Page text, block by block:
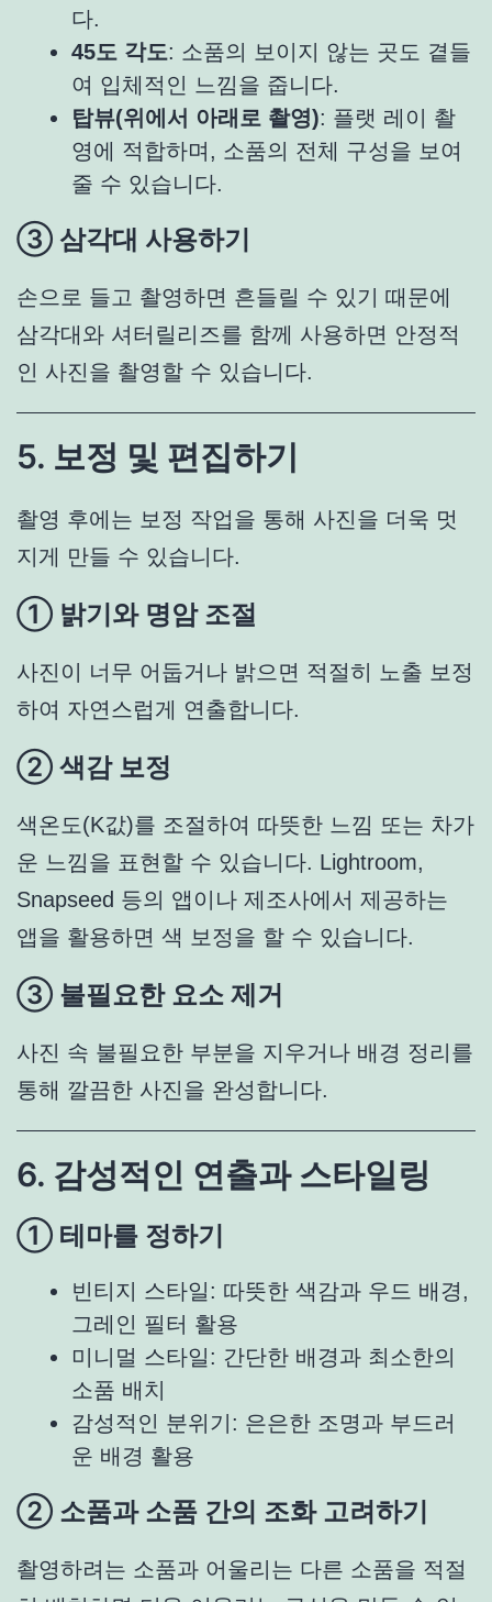
다.
45도 각도: 소품의 보이지 않는 곳도 곁들
여 입체적인 느낌을 줍니다.
탑뷰(위에서 아래로 촬영): 플랫 레이 촬
영에 적합하며, 소품의 전체 구성을 보여
줄 수 있습니다.
③ 삼각대 사용하기
손으로 들고 촬영하면 흔들릴 수 있기 때문에
삼각대와 셔터릴리즈를 함께 사용하면 안정적
인 사진을 촬영할 수 있습니다.
5. 보정 및 편집하기
촬영 후에는 보정 작업을 통해 사진을 더욱 멋
지게 만들 수 있습니다.
① 밝기와 명암 조절
사진이 너무 어둡거나 밝으면 적절히 노출 보정
하여 자연스럽게 연출합니다.
② 색감 보정
색온도(K값)를 조절하여 따뜻한 느낌 또는 차가
운 느낌을 표현할 수 있습니다. Lightroom,
Snapseed 등의 앱이나 제조사에서 제공하는
앱을 활용하면 색 보정을 할 수 있습니다.
③ 불필요한 요소 제거
사진 속 불필요한 부분을 지우거나 배경 정리를
통해 깔끔한 사진을 완성합니다.
6. 감성적인 연출과 스타일링
① 테마를 정하기
빈티지 스타일: 따뜻한 색감과 우드 배경,
그레인 필터 활용
미니멀 스타일: 간단한 배경과 최소한의
소품 배치
감성적인 분위기: 은은한 조명과 부드러
운 배경 활용
② 소품과 소품 간의 조화 고려하기
촬영하려는 소품과 어울리는 다른 소품을 적절